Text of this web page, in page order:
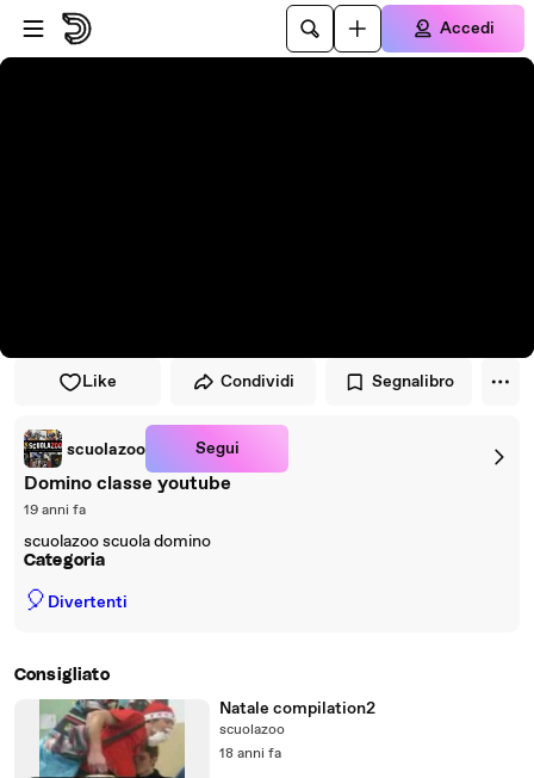
Vai al lettore
Passa al contenuto principale
Accedi
Like Condividi Segnalibro
scuolazoo Segui
Domino classe youtube
19 anni fa
scuolazoo scuola domino
Categoria
🎈 Divertenti
Consigliato
Natale compilation2
scuolazoo
18 anni fa